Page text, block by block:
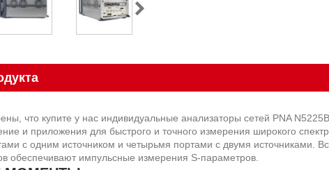
что купите у нас индивидуальные анализаторы сетей PNA
и приложения для быстрого и точного измерения широкого
с одним источником и четырьмя портами с двумя источниками.
обеспечивают импульсные измерения S-параметров.